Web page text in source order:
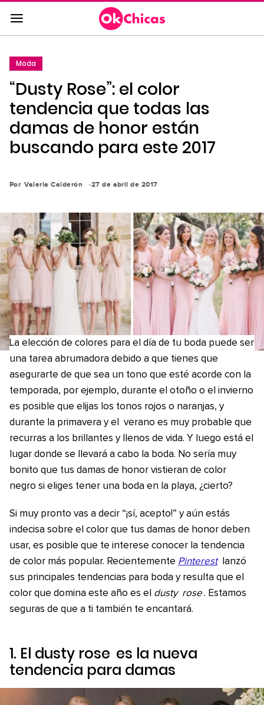
Saltar
al
contenido
la
navegación
principal
Moda
“Dusty Rose”: el color
tendencia que todas las
damas de honor están
buscando para este 2017
Por Valeria Calderón 27 de abril de 2017
La elección de colores para el día de tu boda puede ser
una tarea abrumadora debido a que tienes que
asegurarte de que sea un tono que esté acorde con la
temporada, por ejemplo, durante el otoño o el invierno
es posible que elijas los tonos rojos o naranjas, y
durante la primavera y el verano es muy probable que
recurras a los brillantes y llenos de vida. Y luego está el
lugar donde se llevará a cabo la boda. No sería muy
bonito que tus damas de honor vistieran de color
negro si eliges tener una boda en la playa, ¿cierto?
Si muy pronto vas a decir “¡sí, acepto!” y aún estás
indecisa sobre el color que tus damas de honor deben
usar, es posible que te interese conocer la tendencia
de color más popular. Recientemente Pinterest
lanzó
sus principales tendencias para boda y resulta que el
color que domina este año es el dusty rose . Estamos
seguras de que a ti también te encantará.
1. El dusty rose es la nueva
tendencia para damas